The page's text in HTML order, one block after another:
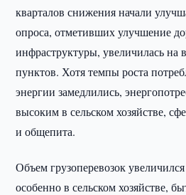
кварталов снижения начали
опроса, отметивших улучшение
инфраструктуры, увеличилась на
пунктов. Хотя темпы роста
энергии замедлились,
высоким в сельском хозяйстве,
и общепита.
Объем грузоперевозок
особенно в сельском хозяйстве,